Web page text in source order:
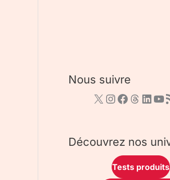
Nous suivre
Découvrez nos
Tests produits